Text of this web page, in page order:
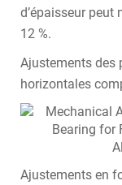
d’épaisseur
12 %.
Ajustements des
horizontales
Ajustements en